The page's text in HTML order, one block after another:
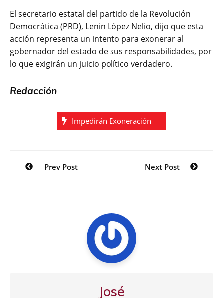
El secretario estatal del partido de la Revolución
Democrática (PRD), Lenin López Nelio, dijo que esta
acción representa un intento para exonerar al
gobernador del estado de sus responsabilidades, por
lo que exigirán un juicio político verdadero.
Redacción
Impedirán Exoneración
Navegación
Prev Post Next Post
José